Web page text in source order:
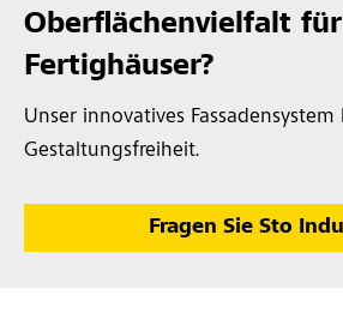
Oberflächenvielfalt
Fertighäuser?
Unser innovatives
Gestaltungsfreiheit.
Fragen Sie Sto